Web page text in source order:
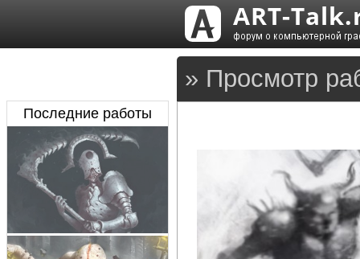
» Просмотр
Последние работы